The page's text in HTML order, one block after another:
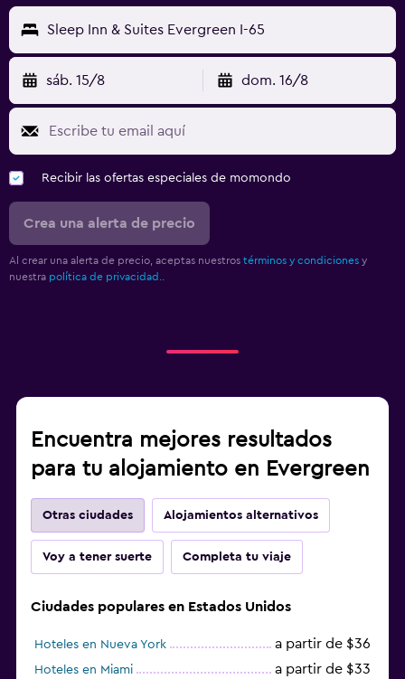
Sleep Inn & Suites Evergreen I-65
sáb. 15/8 dom. 16/8
Recibir las ofertas especiales de momondo
Crea una alerta de precio
Al crear una alerta de precio, aceptas nuestros términos y condiciones y
nuestra política de privacidad.
Encuentra mejores resultados
para tu alojamiento en Evergreen
Otras ciudades Alojamientos alternativos
Voy a tener suerte Completa tu viaje
Ciudades populares en Estados Unidos
Hoteles en Nueva York a partir de $36
Hoteles en Miami a partir de $33